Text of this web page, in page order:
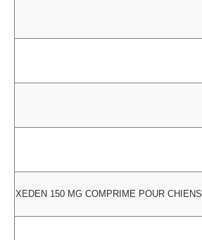
XEDEN 150 MG COMPRIME POUR CHIENS